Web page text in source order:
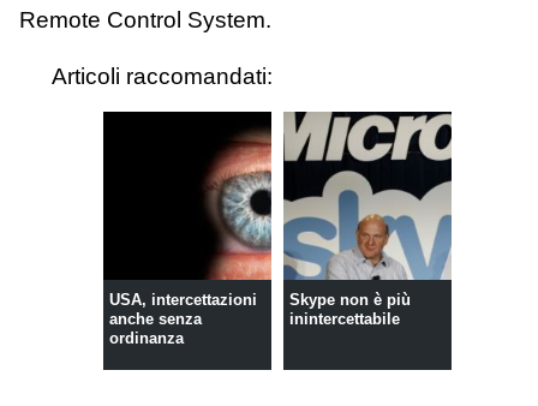
Remote Control System.
Articoli raccomandati:
USA, intercettazioni
anche senza
ordinanza
Skype non è più
inintercettabile